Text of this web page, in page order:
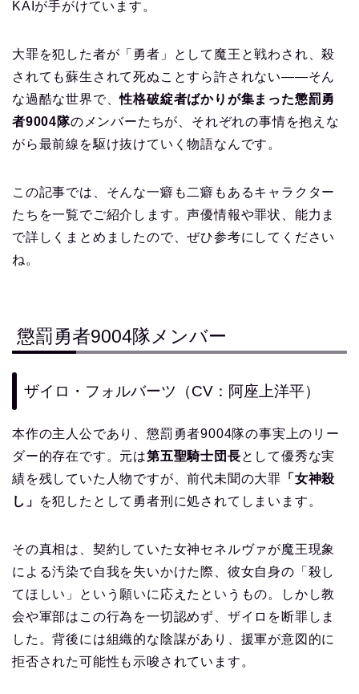
KAIが手がけています。
大罪を犯した者が「勇者」として魔王と戦わされ、殺
されても蘇生されて死ぬことすら許されない――そん
な過酷な世界で、性格破綻者ばかりが集まった懲罰勇
者9004隊のメンバーたちが、それぞれの事情を抱えな
がら最前線を駆け抜けていく物語なんです。
この記事では、そんな一癖も二癖もあるキャラクター
たちを一覧でご紹介します。声優情報や罪状、能力ま
で詳しくまとめましたので、ぜひ参考にしてください
ね。
懲罰勇者9004隊メンバー
ザイロ・フォルバーツ（CV：阿座上洋平）
本作の主人公であり、懲罰勇者9004隊の事実上のリー
ダー的存在です。元は第五聖騎士団長として優秀な実
績を残していた人物ですが、前代未聞の大罪 「女神殺
し」
を犯したとして勇者刑に処されてしまいます。
その真相は、契約していた女神セネルヴァが魔王現象
による汚染で自我を失いかけた際、彼女自身の「殺し
てほしい」という願いに応えたというもの。しかし教
会や軍部はこの行為を一切認めず、ザイロを断罪しま
した。背後には組織的な陰謀があり、援軍が意図的に
拒否された可能性も示唆されています。